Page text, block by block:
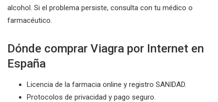
alcohol. Si el problema persiste, consulta con tu médico o
farmacéutico.
Dónde comprar Viagra por Internet en
España
Licencia de la farmacia online y registro SANIDAD.
Protocolos de privacidad y pago seguro.